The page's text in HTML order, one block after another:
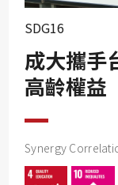
SDG16
成大攜手
高齡權
Synergy